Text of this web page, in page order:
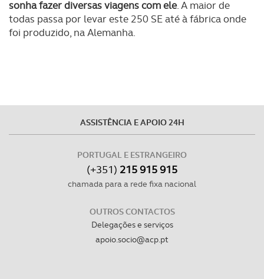
utilização do nosso site de publicidade e de análise, com
parceiros e organizações na UE e em países terceiros.
Realçamos que o bloqueio de certo tipo de Cookies e
experiência de navegação no Website e nos serviços
sonha fazer diversas viagens com ele. A maior de
todas passa por levar este 250 SE até à fábrica onde
foi produzido, na Alemanha.
ASSISTÊNCIA E APOIO 24H
PORTUGAL E ESTRANGEIRO
(+351) 215 915 915
chamada para a rede fixa nacional
OUTROS CONTACTOS
Delegações e serviços
apoio.socio@acp.pt